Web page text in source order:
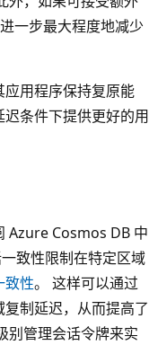
一步最大程度地减少
用程序保持复原能
条件下提供更好的用
Azure Cosmos DB 中
致性限制在特定区域
致性。 这样可以通过
制延迟，从而提高了
别管理会话令牌来实